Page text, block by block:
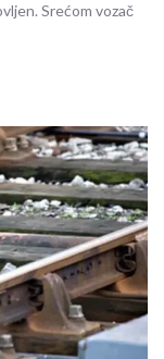
Srećom vozač